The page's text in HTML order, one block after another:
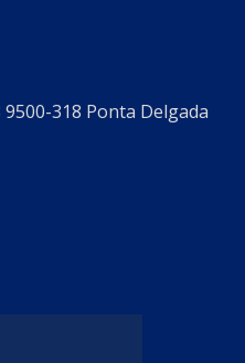
318 Ponta Delgada